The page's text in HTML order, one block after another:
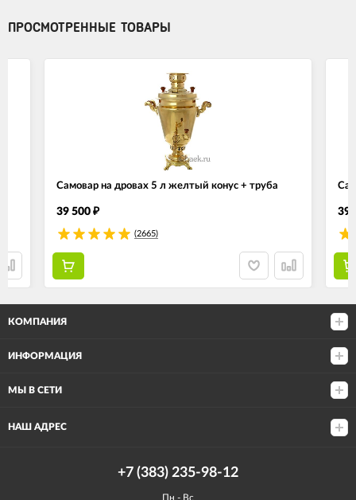
ПРОСМОТРЕННЫЕ ТОВАРЫ
Самовар на дровах 5 л желтый конус + труба
39 500 ₽
(2665)
39
КОМПАНИЯ
ИНФОРМАЦИЯ
МЫ В СЕТИ
НАШ АДРЕС
+7 (383) 235-98-12
Пн - Вс